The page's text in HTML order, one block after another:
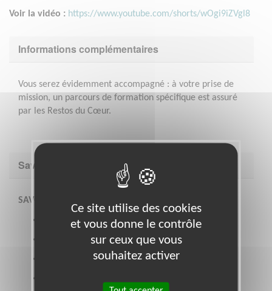
Voir la vidéo : https://www.youtube.com/shorts/wOgi9iZVgl8
Informations complémentaires
Vous serez évidemment accompagné : à votre prise de
mission, un parcours de formation spécifique est assuré
par les Restos du Cœur.
Savoir être & compétences
SAVOIR-ETRE ET SAVOIR-FAIRE
Bonne capacité de travail en équipe
Goût pour l’animation et la transmission
Sens de l’écoute
Ce site utilise des cookies
et vous donne le contrôle
sur ceux que vous
souhaitez activer